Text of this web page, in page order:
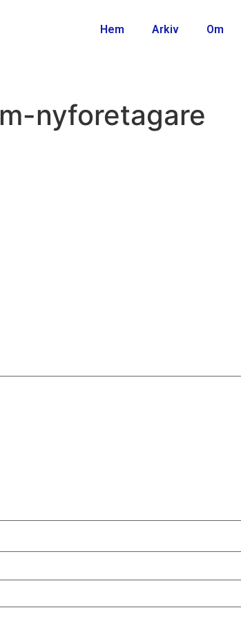
Hem Arkiv Om
nyforetagare